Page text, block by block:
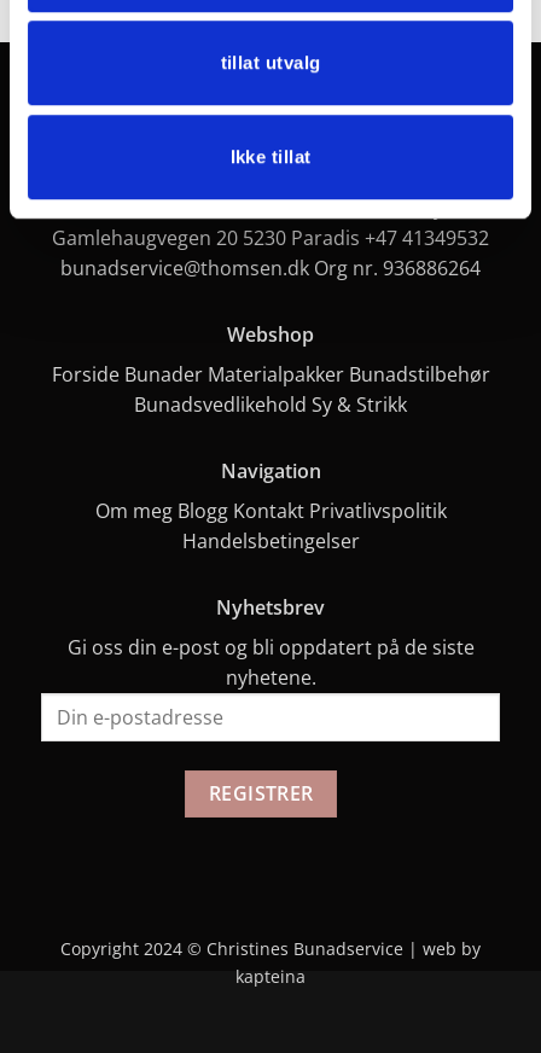
tillat utvalg
Ikke tillat
Christines Bunadservice
Post adr.: Gullstølsstien 222 5153 Bønes Systue:
Gamlehaugvegen 20 5230 Paradis +47 41349532
bunadservice@thomsen.dk Org nr. 936886264
Webshop
Forside Bunader Materialpakker Bunadstilbehør
Bunadsvedlikehold Sy & Strikk
Navigation
Om meg Blogg Kontakt Privatlivspolitik
Handelsbetingelser
Nyhetsbrev
Gi oss din e-post og bli oppdatert på de siste
nyhetene.
Copyright 2024 © Christines Bunadservice | web by
kapteina